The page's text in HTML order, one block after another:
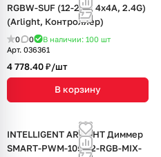
RGBW-SUF (12-24V, 4x4A, 2.4G)
(Arlight, Контроллер)
0 0 В наличии: 100 шт
Арт. 036361
4 778.40 ₽/шт
В корзину
INTELLIGENT ARLIGHT Диммер
SMART-PWM-105-72-RGB-MIX-